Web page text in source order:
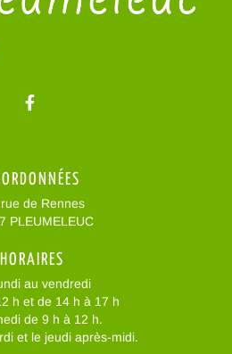
Lien vers le compte
de Rennes
PLEUMELEUC
HORAIRES
au vendredi
h et de 14 h à 17 h
de 9 h à 12 h.
et le jeudi après-midi.